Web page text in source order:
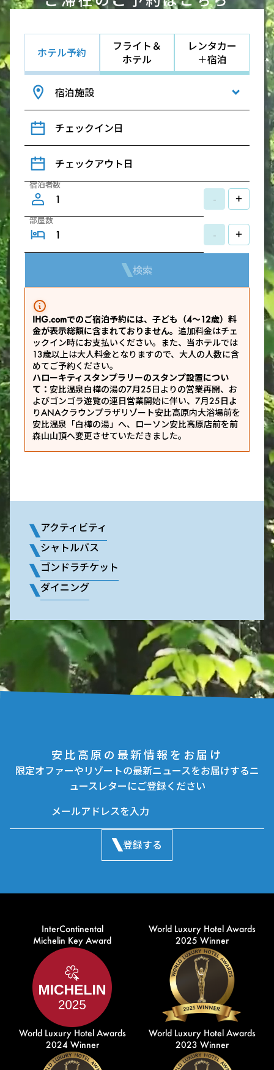
ホテル予約
フライト＆
ホテル
レンタカー
＋宿泊
宿泊施設
チェックイン日
チェックアウト日
宿泊者数
- +
部屋数
- +
検索
IHG.comでのご宿泊予約には、子ども（4～12歳）料
金が表示総額に含まれておりません。 追加料金はチェ
ックイン時にお支払いください。また、当ホテルでは
13歳以上は大人料金となりますので、大人の人数に含
めてご予約ください。
ハローキティスタンプラリーのスタンプ設置につい
て： 安比温泉白樺の湯の7月25日よりの営業再開、お
よびゴンゴラ遊覧の連日営業開始に伴い、7月25日よ
りANAクラウンプラザリゾート安比高原内大浴場前を
安比温泉「白樺の湯」へ、ローソン安比高原店前を前
森山山頂へ変更させていただきました。
アクティビティ
シャトルバス
ゴンドラチケット
ダイニング
安比高原の最新情報をお届け
限定オファーやリゾートの最新ニュースをお届けするニ
ュースレターにご登録ください
登録する
InterContinental
Michelin Key Award
World Luxury Hotel Awards
2025 Winner
World Luxury Hotel Awards
2024 Winner
World Luxury Hotel Awards
2023 Winner